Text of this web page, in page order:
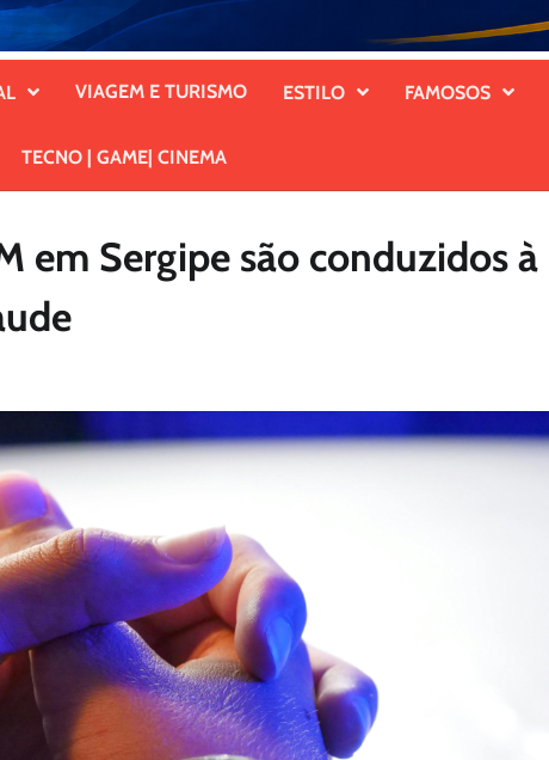
VIAGEM E TURISMO ESTILO FAMOSOS
TECNO | GAME| CINEMA
em Sergipe são conduzidos à